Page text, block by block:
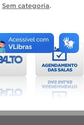
Sem categoria.